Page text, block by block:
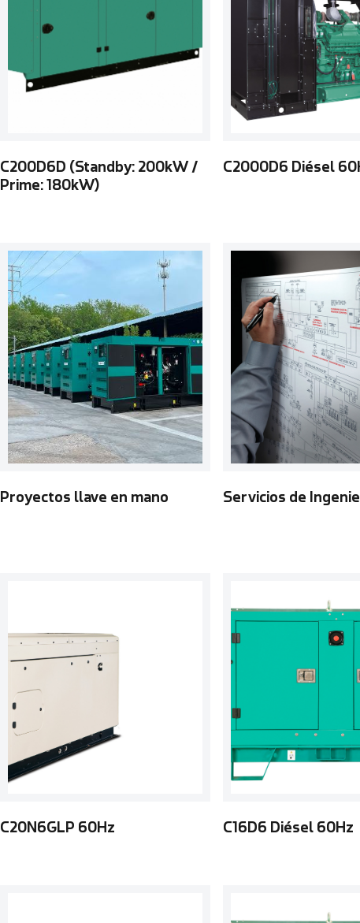
C200D6D (Standby: 200kW /
Prime: 180kW)
C2000D6 Diésel
Proyectos llave en mano Servicios de
C20N6GLP 60Hz C16D6 Diésel 60Hz